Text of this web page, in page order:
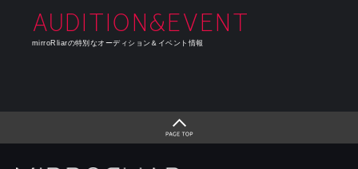
AUDITION&EVENT
mirroRliarの特別なオーディション＆イベント情報